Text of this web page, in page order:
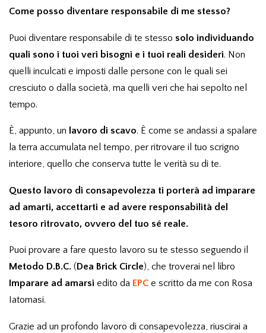
Come posso diventare responsabile di me stesso?
Puoi diventare responsabile di te stesso solo individuando
quali sono i tuoi veri bisogni e i tuoi reali desideri. Non
quelli inculcati e imposti dalle persone con le quali sei
cresciuto o dalla società, ma quelli veri che hai sepolto nel
tempo.
È, appunto, un lavoro di scavo. È come se andassi a spalare
la terra accumulata nel tempo, per ritrovare il tuo scrigno
interiore, quello che conserva tutte le verità su di te.
Questo lavoro di consapevolezza ti porterà ad imparare
ad amarti, accettarti e ad avere responsabilità del
tesoro ritrovato, ovvero del tuo sé reale.
Puoi provare a fare questo lavoro su te stesso seguendo il
Metodo D.B.C. (Dea Brick Circle), che troverai nel libro
Imparare ad amarsi edito da EPC e scritto da me con Rosa
Iatomasi.
Grazie ad un profondo lavoro di consapevolezza, riuscirai a